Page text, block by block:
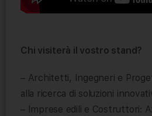
Chi visiterà il vostro stand?
– Architetti, Ingegneri e
alla ricerca di soluzioni
– Imprese edili e Costruttori: